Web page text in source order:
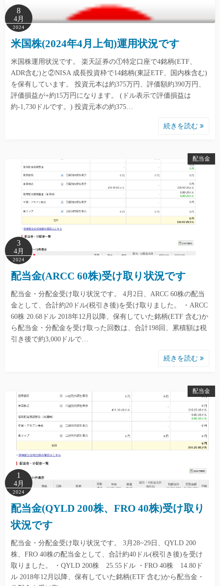
8
4月
2024
米国株(2024年4月上旬)運用状況です
米国株運用状況です。 楽天証券の①特定口座で4銘柄(ETF、
ADR含む)と②NISA 成長投資枠で14銘柄(東証ETF、国内株含む)
を保有しています。 投資元本は約375万円、評価額約390万円、
評価損益が+約15万円になります。 (ドル表示で評価損益は
約-1,730ドルです。) 投資元本の約375…
続きを読む
配当金
3
4月
2024
配当金(ARCC 60株)受け取り状況です
配当金・分配金受け取り状況です。 4月2日、ARCC 60株の配当
金として、合計約20ドル(税引き後)を受け取りました。 ・ARCC
60株 20.68ドル 2018年12月以降、保有していた銘柄(ETF 含む)か
ら配当金・分配金を受け取った回数は、合計198回、累積額は税
引き後で約3,000ドルで…
続きを読む
配当金
1
4月
2024
配当金(QYLD 200株、FRO 40株)受け取り
状況です
配当金・分配金受け取り状況です。 3月28~29日、QYLD 200
株、FRO 40株の配当金として、合計約40ドル(税引き後)を受け
取りました。 ・QYLD 200株 25.55ドル ・FRO 40株 14.80ド
ル 2018年12月以降、保有していた銘柄(ETF 含む)から配当金・